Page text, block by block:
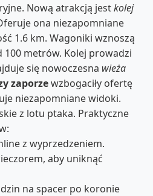
Nową atrakcją jestkolej
ona niezapomniane
1.6 km. Wagoniki wznoszą
100 metrów. Kolej prowadzi
się nowoczesna wieża
zaporzewzbogaciły ofertę
niezapomniane widoki.
z lotu ptaka. Praktyczne
z wyprzedzeniem.
aby uniknąć
na spacer po koronie